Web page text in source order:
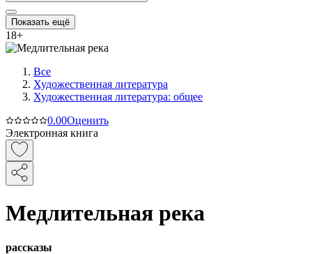
Показать ещё
18+
Все
Художественная литература
Художественная литература: общее
0.00Оценить
Электронная книга
Медлительная река
рассказы